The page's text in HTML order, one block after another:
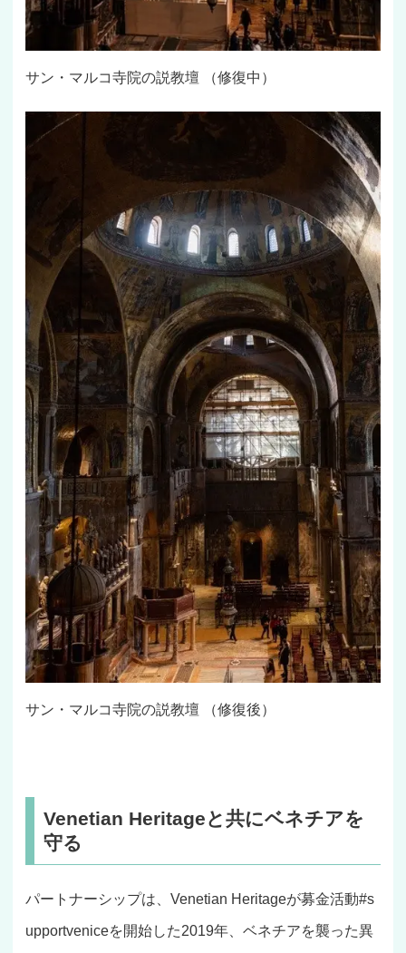
サン・マルコ寺院の説教壇 （修復中）
サン・マルコ寺院の説教壇 （修復後）
Venetian Heritageと共にベネチアを
守る
パートナーシップは、Venetian Heritageが募金活動#s
upportveniceを開始した2019年、ベネチアを襲った異